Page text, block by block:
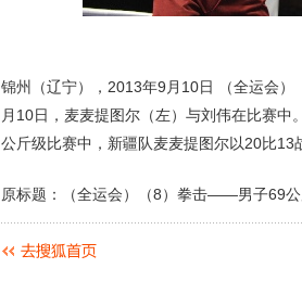
锦州（辽宁），2013年9月10日 （全运会
月10日，麦麦提图尔（左）与刘伟在比赛
公斤级比赛中，新疆队麦麦提图尔以20比
原标题：（全运会）（8）拳击——男子69